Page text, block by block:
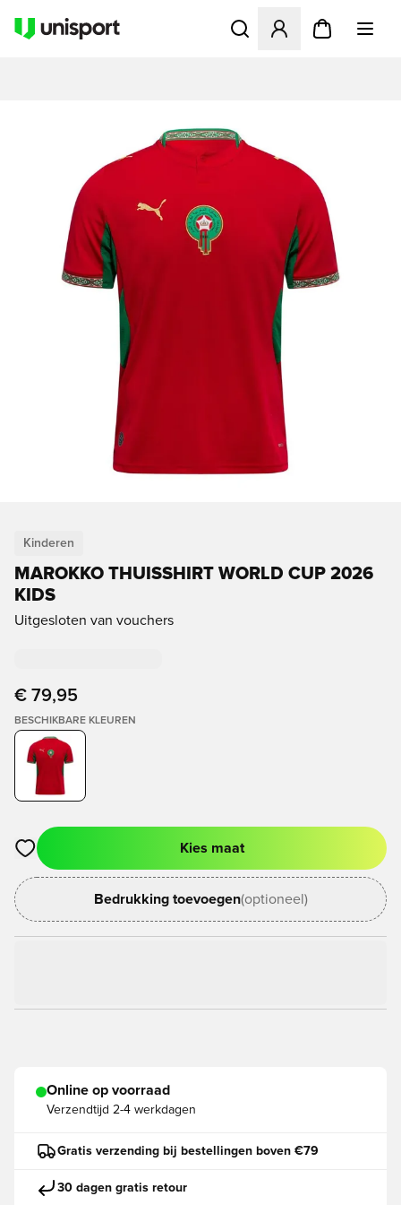
Opent een venster om in
Kinderen
MAROKKO THUISSHIRT WORLD CUP 2026
KIDS
Uitgesloten van vouchers
€ 79,95
BESCHIKBARE KLEUREN
Opent een venster om in te loggen of je aan te melden als lid
Kies maat
Bedrukking toevoegen(optioneel)
Online op voorraad
Verzendtijd 2-4 werkdagen
Gratis verzending bij bestellingen boven €79
30 dagen gratis retour